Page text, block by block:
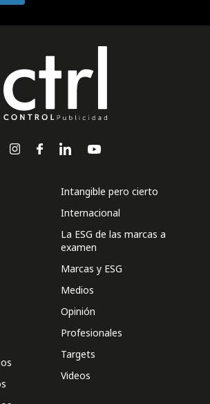
Intangible pero cierto
Internacional
La ESG de las marcas a
examen
Marcas y ESG
Medios
Opinión
Profesionales
Targets
Videos